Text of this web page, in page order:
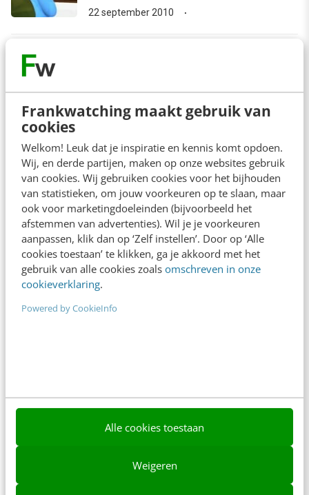
Frankwatching maakt gebruik van
cookies
Welkom! Leuk dat je inspiratie en kennis komt opdoen.
Wij, en derde partijen, maken op onze websites gebruik
van cookies. Wij gebruiken cookies voor het bijhouden
van statistieken, om jouw voorkeuren op te slaan, maar
ook voor marketingdoeleinden (bijvoorbeeld het
afstemmen van advertenties). Wil je je voorkeuren
aanpassen, klik dan op ‘Zelf instellen’. Door op ‘Alle
cookies toestaan’ te klikken, ga je akkoord met het
gebruik van alle cookies zoals omschreven in onze
cookieverklaring.
Powered by CookieInfo
Alle cookies toestaan
Weigeren
22 september 2010
Bekijk meer
redactie@frankwatching.com
+31 30 200 1045
Tarieven
Meer contactopties
Frankwatching
Adverteren
Ons team